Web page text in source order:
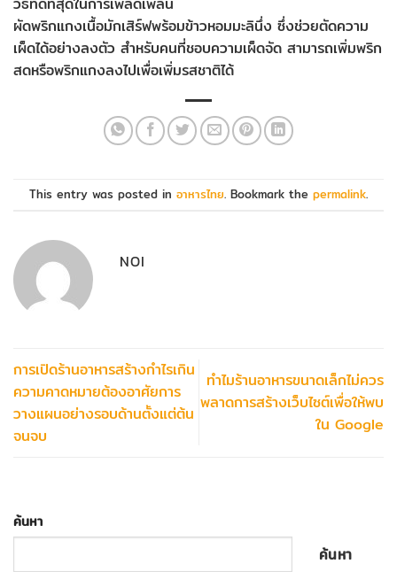
ผัดพริกแกงเนื้อมักเสิร์ฟพร้อมข้าวหอมมะลินึ่ง ซึ่งช่วยตัดความ
เผ็ดได้อย่างลงตัว สำหรับคนที่ชอบความเผ็ดจัด สามารถเพิ่มพริก
สดหรือพริกแกงลงไปเพื่อเพิ่มรสชาติได้
This entry was posted in อาหารไทย. Bookmark the permalink.
NOI
การเปิดร้านอาหารสร้างกำไรเกิน
ความคาดหมายต้องอาศัยการ
วางแผนอย่างรอบด้านตั้งแต่ต้น
จนจบ
ทำไมร้านอาหารขนาดเล็กไม่ควร
พลาดการสร้างเว็บไซต์เพื่อให้พบ
ใน Google
ค้นหา
ค้นหา